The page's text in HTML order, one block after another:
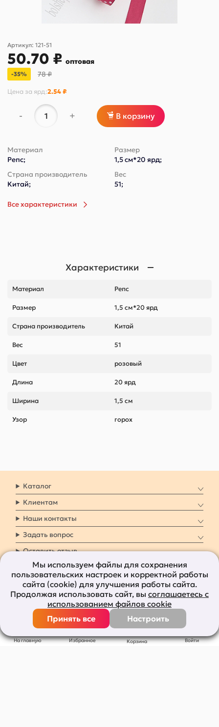
На главную Избранное Корзина Войти
Артикул: 121-51
50.70 ₽ оптовая
-35% 78 ₽
Цена за ярд:2.54 ₽
- + В корзину
Материал
Репс;
Размер
1,5 см*20 ярд;
Страна производитель
Китай;
Вес
51;
Все характеристики
Характеристики
Материал Репс
Размер 1,5 см*20 ярд
Страна производитель Китай
Вес 51
Цвет розовый
Длина 20 ярд
Ширина 1,5 см
Узор горох
Каталог
Клиентам
Наши контакты
Задать вопрос
Оставить отзыв
8 800 7009 161 Заказать звонок
Наши социальные
сети
Все права защищены © 2011-2026bolshepodarkov.ru
Мы используем файлы для сохранения
пользовательских настроек и корректной работы
сайта (cookie) для улучшения работы сайта.
Продолжая использовать сайт, вы соглашаетесь с
использованием файлов cookie
Принять все
Настроить